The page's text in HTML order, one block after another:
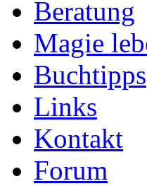
Beratung
Magie
Buchtipps
Links
Kontakt
Forum